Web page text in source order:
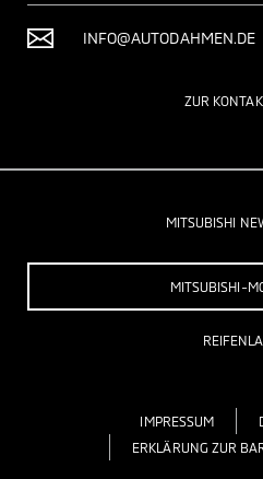
INFO@AUTODAHMEN.DE
ZUR
MITSUBISHI
MITSUBISHI-
IMPRESSUM
ERKLÄRUNG ZUR